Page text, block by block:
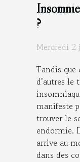
?
Mercredi 2
Tandis
d’autres
manifeste
trouver le
endormie.
arrive au
dans des